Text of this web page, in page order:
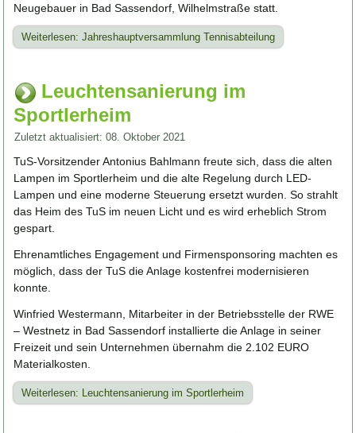
Neugebauer in Bad Sassendorf, Wilhelmstraße statt.
Weiterlesen: Jahreshauptversammlung Tennisabteilung
Leuchtensanierung im
Sportlerheim
Zuletzt aktualisiert: 08. Oktober 2021
TuS-Vorsitzender Antonius Bahlmann freute sich, dass die alten
Lampen im Sportlerheim und die alte Regelung durch LED-
Lampen und eine moderne Steuerung ersetzt wurden. So strahlt
das Heim des TuS im neuen Licht und es wird erheblich Strom
gespart.
Ehrenamtliches Engagement und Firmensponsoring machten es
möglich, dass der TuS die Anlage kostenfrei modernisieren
konnte.
Winfried Westermann, Mitarbeiter in der Betriebsstelle der RWE
– Westnetz in Bad Sassendorf installierte die Anlage in seiner
Freizeit und sein Unternehmen übernahm die 2.102 EURO
Materialkosten.
Weiterlesen: Leuchtensanierung im Sportlerheim